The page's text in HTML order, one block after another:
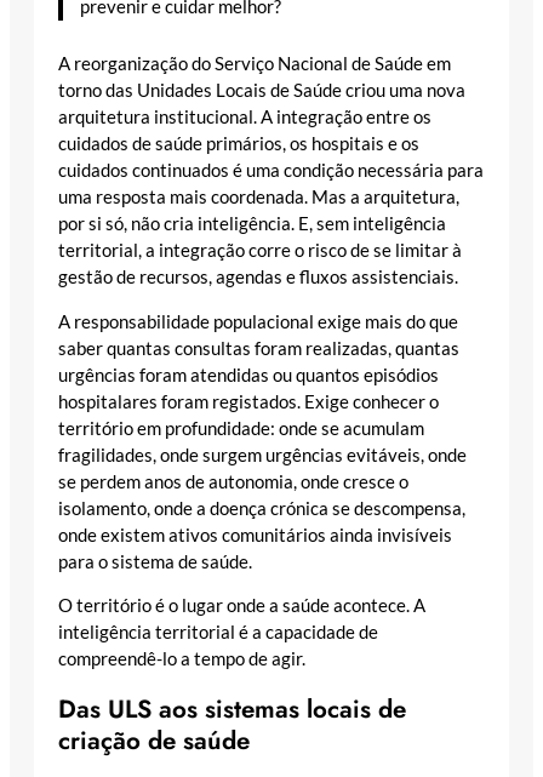
prevenir e cuidar melhor?
A reorganização do Serviço Nacional de Saúde em
torno das Unidades Locais de Saúde criou uma nova
arquitetura institucional. A integração entre os
cuidados de saúde primários, os hospitais e os
cuidados continuados é uma condição necessária para
uma resposta mais coordenada. Mas a arquitetura,
por si só, não cria inteligência. E, sem inteligência
territorial, a integração corre o risco de se limitar à
gestão de recursos, agendas e fluxos assistenciais.
A responsabilidade populacional exige mais do que
saber quantas consultas foram realizadas, quantas
urgências foram atendidas ou quantos episódios
hospitalares foram registados. Exige conhecer o
território em profundidade: onde se acumulam
fragilidades, onde surgem urgências evitáveis, onde
se perdem anos de autonomia, onde cresce o
isolamento, onde a doença crónica se descompensa,
onde existem ativos comunitários ainda invisíveis
para o sistema de saúde.
O território é o lugar onde a saúde acontece. A
inteligência territorial é a capacidade de
compreendê-lo a tempo de agir.
Das ULS aos sistemas locais de
criação de saúde